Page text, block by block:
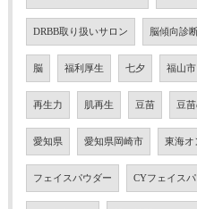
DRBB取り扱いサロン 脳傾向診
脳 福利厚生 七夕 福山
再生力 肌再生 豆苗 豆
愛知県 愛知県岡崎市 東海オ
フェイスパウダー CYフェイス